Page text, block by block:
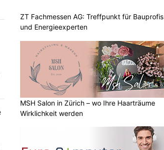
ZT Fachmessen AG: Treffpunkt für Bauprofis
und Energieexperten
MSH Salon in Zürich – wo Ihre Haarträume
Wirklichkeit werden